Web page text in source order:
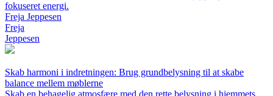
fokuseret energi.
Freja Jeppesen
Freja
Jeppesen
Skab harmoni i indretningen: Brug grundbelysning til at skabe
balance mellem møblerne